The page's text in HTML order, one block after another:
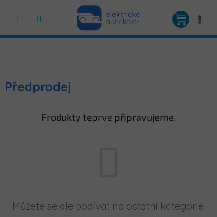
obsah
Předprodej
Produkty teprve připravujeme.
Můžete se ale podívat na ostatní kategorie.